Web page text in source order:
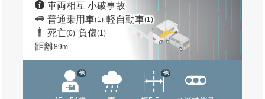
車両相互 小破事故
普通乗用車(1) 軽自動車(1)
死亡(0) 負傷(1)
距離89m
他 他